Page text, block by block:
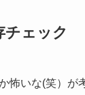
チェック
怖いな(笑）が